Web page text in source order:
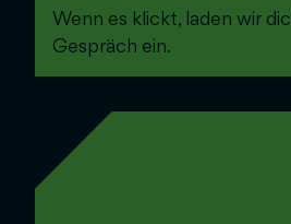
Wenn es klickt, laden wir
Gespräch ein.